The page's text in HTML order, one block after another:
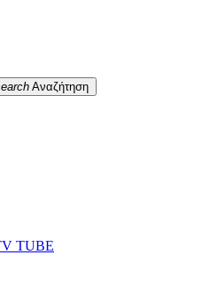
Αναζήτηση
TUBE